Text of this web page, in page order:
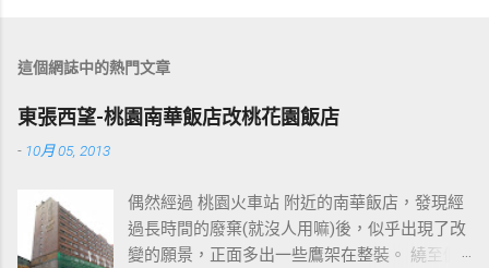
這個網誌中的熱門文章
東張西望-桃園南華飯店改桃花園飯店
- 10月 05, 2013
偶然經過 桃園火車站 附近的南華飯店，發現經
過長時間的廢棄(就沒人用嘛)後，似乎出現了改
變的願景，正面多出一些鷹架在整裝。 繞至側